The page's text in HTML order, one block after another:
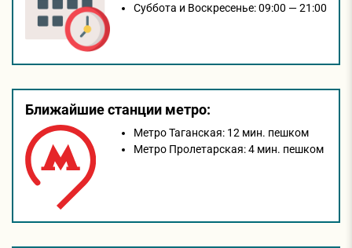
Суббота и Воскресенье:09:00 — 21:00
Ближайшие станции метро:
Метро Таганская: 12 мин. пешком
Метро Пролетарская:4 мин. пешком